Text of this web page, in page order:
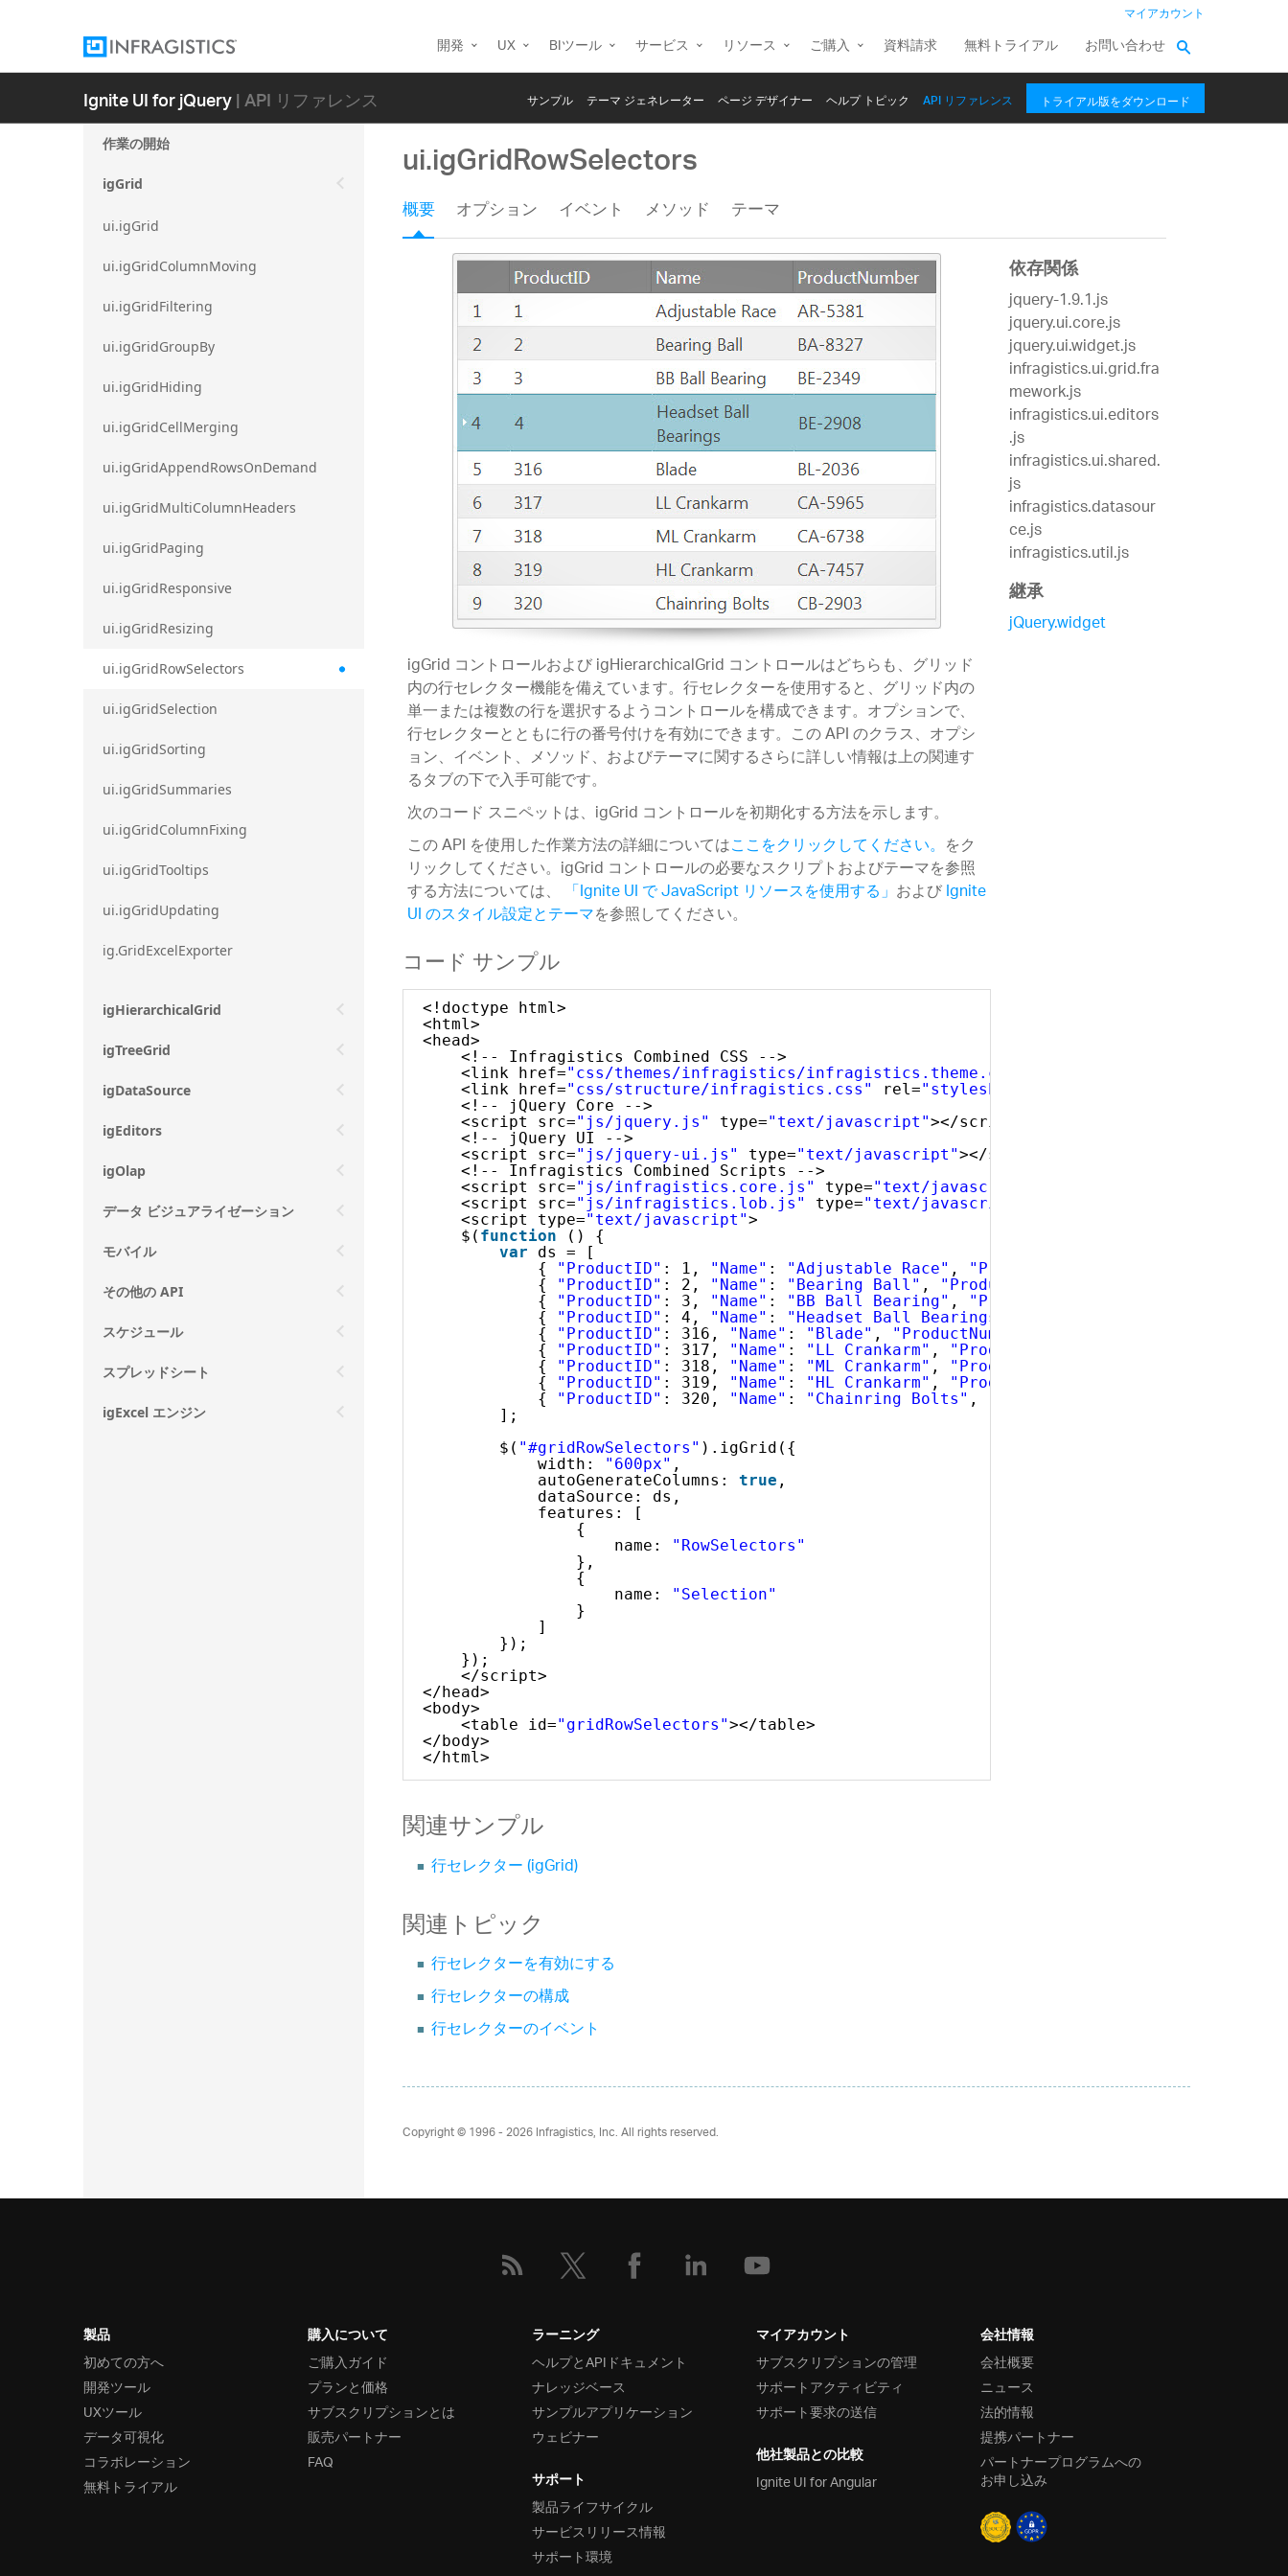
マイアカウント
開発 UX BIツール サービス リソース ご購入 資料請求 無料トライアル お問い合わせ
Ignite UI for jQuery| API リファレンス サンプル テーマ ジェネレーター ページ デザイナー ヘルプ トピック API リファレンス トライアル版をダウンロード
作業の開始
igGrid
ui.igGrid
ui.igGridColumnMoving
ui.igGridFiltering
ui.igGridGroupBy
ui.igGridHiding
ui.igGridCellMerging
ui.igGridAppendRowsOnDemand
ui.igGridMultiColumnHeaders
ui.igGridPaging
ui.igGridResponsive
ui.igGridResizing
ui.igGridRowSelectors
ui.igGridSelection
ui.igGridSorting
ui.igGridSummaries
ui.igGridColumnFixing
ui.igGridTooltips
ui.igGridUpdating
ig.GridExcelExporter
igHierarchicalGrid
igTreeGrid
igDataSource
igEditors
igOlap
データ ビジュアライゼーション
モバイル
その他の API
スケジュール
スプレッドシート
igExcel エンジン
ui.igGridRowSelectors
概要 オプション イベント メソッド テーマ
igGrid コントロールおよび igHierarchicalGrid コントロールはどちらも、グリッド
内の行セレクター機能を備えています。行セレクターを使用すると、グリッド内の
単一または複数の行を選択するようコントロールを構成できます。オプションで、
行セレクターとともに行の番号付けを有効にできます。この API のクラス、オプシ
ョン、イベント、メソッド、およびテーマに関するさらに詳しい情報は上の関連す
るタブの下で入手可能です。
次のコード スニペットは、igGrid コントロールを初期化する方法を示します。
この API を使用した作業方法の詳細についてはここをクリックしてください。 をク
リックしてください。igGrid コントロールの必要なスクリプトおよびテーマを参照
する方法については、 「Ignite UI で JavaScript リソースを使用する」 およびIgnite
UI のスタイル設定とテーマを参照してください。
コード サンプル
<!doctype html>
<html>
<head>
<!-- Infragistics Combined CSS -->
<link href="css/themes/infragistics/infragistics.theme.css"
<link href="css/structure/infragistics.css" rel="stylesheet"
<!-- jQuery Core -->
<script src="js/jquery.js" type="text/javascript"></script>
<!-- jQuery UI -->
<script src="js/jquery-ui.js" type="text/javascript"></script>
<!-- Infragistics Combined Scripts -->
<script src="js/infragistics.core.js" type="text/javascript"
<script src="js/infragistics.lob.js" type="text/javascript"
<script type="text/javascript">
$( function
() {
var
ds = [
{
"ProductID" : 1, "Name" : "Adjustable Race" , "ProductNumber"
{
"ProductID" : 2, "Name" : "Bearing Ball" , "ProductNumber"
{
"ProductID" : 3, "Name" : "BB Ball Bearing" , "ProductNumber"
{
"ProductID" : 4, "Name" : "Headset Ball Bearings"
{
"ProductID" : 316, "Name" : "Blade" , "ProductNumber"
{
"ProductID" : 317, "Name" : "LL Crankarm" , "ProductNumber"
{
"ProductID" : 318, "Name" : "ML Crankarm" , "ProductNumber"
{
"ProductID" : 319, "Name" : "HL Crankarm" , "ProductNumber"
{
"ProductID" : 320, "Name" : "Chainring Bolts" ,
];
$( "#gridRowSelectors" ).igGrid({
width:
"600px" ,
autoGenerateColumns: true ,
dataSource: ds,
features: [
{
name:
"RowSelectors"
},
{
name:
"Selection"
}
]
});
});
</script>
</head>
<body>
<table id="gridRowSelectors"></table>
</body>
</html>
関連サンプル
行セレクター (igGrid)
関連トピック
行セレクターを有効にする
行セレクターの構成
行セレクターのイベント
依存関係
jquery-1.9.1.js
jquery.ui.core.js
jquery.ui.widget.js
infragistics.ui.grid.fra
mework.js
infragistics.ui.editors
.js
infragistics.ui.shared.
js
infragistics.datasour
ce.js
infragistics.util.js
継承
jQuery.widget
Copyright © 1996 - 2026Infragistics, Inc. All rights reserved.
製品
初めての方へ
開発ツール
UXツール
データ可視化
コラボレーション
無料トライアル
購入について
ご購入ガイド
プランと価格
サブスクリプションとは
販売パートナー
FAQ
ラーニング
ヘルプとAPIドキュメント
ナレッジベース
サンプルアプリケーション
ウェビナー
サポート
製品ライフサイクル
サービスリリース情報
サポート環境
マイアカウント
サブスクリプションの管理
サポートアクティビティ
サポート要求の送信
他社製品との比較
Ignite UI for Angular
会社情報
会社概要
ニュース
法的情報
提携パートナー
パートナープログラムへの
お申し込み